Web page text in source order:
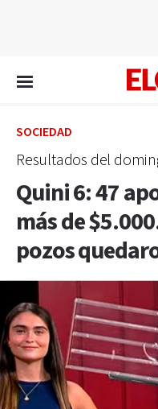
SOCIEDAD
Resultados del
Quini 6: 47
más de
pozos